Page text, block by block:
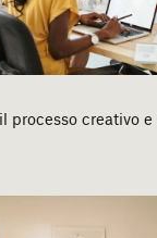
processo creativo e